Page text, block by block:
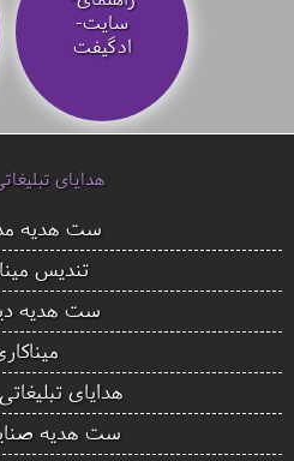
سایت-
ادگیفت
هدایای
ست هدیه
تندیس
ست هدیه
هدایای
ست هدیه